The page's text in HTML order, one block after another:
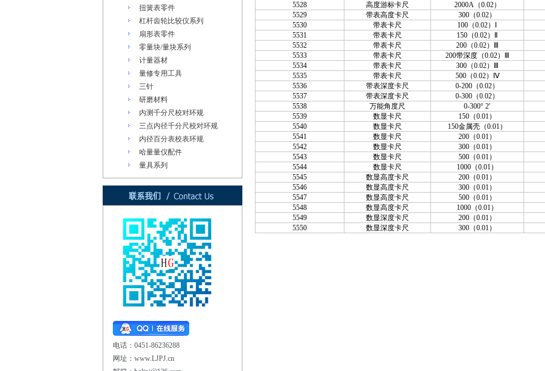
扭簧表零件
杠杆齿轮比较仪系列
扇形表零件
零量块/量块系列
计量器材
量修专用工具
三针
研磨材料
内测千分尺校对环规
三点内径千分尺校对环规
内径百分表校表环规
哈量量仪配件
量具系列
电话：0451-86236288
网址：www.LJPJ.cn
5528
高度游标卡尺 2000A（0.02）
5529
带表高度卡尺 300（0.02）
5530
带表卡尺 100（0.02）Ⅰ
5531
带表卡尺 150（0.02）Ⅱ
5532
带表卡尺 200（0.02）Ⅲ
5533
带表卡尺 200带深度（0.02）Ⅲ
5534
带表卡尺 300（0.02）Ⅲ
5535
带表卡尺 500（0.02）Ⅳ
5536
带表深度卡尺 0-200（0.02）
5537
带表深度卡尺 0-300（0.02）
5538
万能角度尺 0-300° 2′
5539
数显卡尺 150（0.01）
5540
数显卡尺 150金属壳（0.01）
5541
数显卡尺 200（0.01）
5542
数显卡尺 300（0.01）
5543
数显卡尺 500（0.01）
5544
数显卡尺 1000（0.01）
5545
数显高度卡尺 200（0.01）
5546
数显高度卡尺 300（0.01）
5547
数显高度卡尺 500（0.01）
5548
数显高度卡尺 1000（0.01）
5549
数显深度卡尺 200（0.01）
5550
数显深度卡尺 300（0.01）